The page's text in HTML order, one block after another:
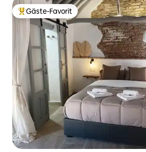
Beliebter Gäste-Favorit.
Gäste-Favorit